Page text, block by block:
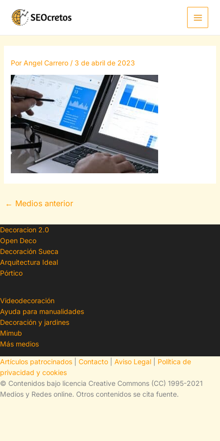
contenido
Por Angel Carrero / 3 de abril de 2023
← Medios anterior
Decoracion 2.0
Open Deco
Decoración Sueca
Arquitectura Ideal
Pórtico
Videodecoración
Ayuda para manualidades
Decoración y jardines
Mimub
Más medios
Artículos patrocinados Contacto Aviso Legal
Política de
privacidad y cookies
© Contenidos bajo licencia Creative Commons (CC) 1995-2021
Medios y Redes online. Otros contenidos se cita fuente.